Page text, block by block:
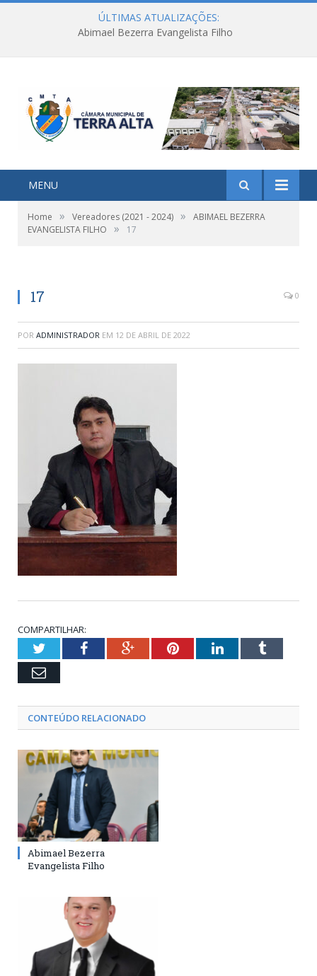
ÚLTIMAS ATUALIZAÇÕES:
Abimael Bezerra Evangelista Filho
MENU
Home » Vereadores (2021 - 2024) »
ABIMAEL BEZERRA
EVANGELISTA FILHO
» 17
17 0
POR ADMINISTRADOR EM 12 DE ABRIL DE 2022
COMPARTILHAR:
TwitterFacebookGoogle+PinterestLinkedInTumblr
Email
CONTEÚDO RELACIONADO
Abimael Bezerra
Evangelista Filho